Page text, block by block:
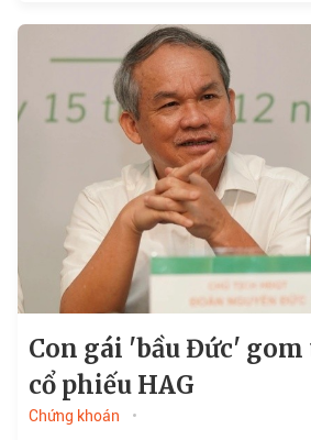
Con gái 'bầu Đức'
cổ phiếu HAG
Chứng khoán